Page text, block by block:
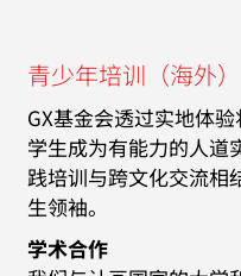
青少年培训（海外）
GX基金会透过实地体
学生成为有能力的人道
践培训与跨文化交流相
生领袖。
学术合作